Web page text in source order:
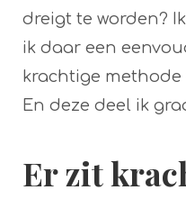
dreigt te worden?
ik daar een
krachtige
En deze deel ik
Er zit